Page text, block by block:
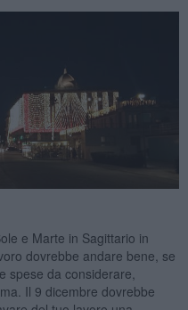
e Marte in Sagittario in
dovrebbe andare bene, se
spese da considerare,
Il 9 dicembre dovrebbe